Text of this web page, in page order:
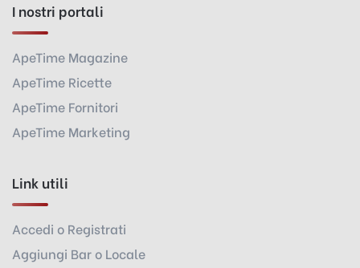
I nostri portali
ApeTime Magazine
ApeTime Ricette
ApeTime Fornitori
ApeTime Marketing
Link utili
Accedi o Registrati
Aggiungi Bar o Locale